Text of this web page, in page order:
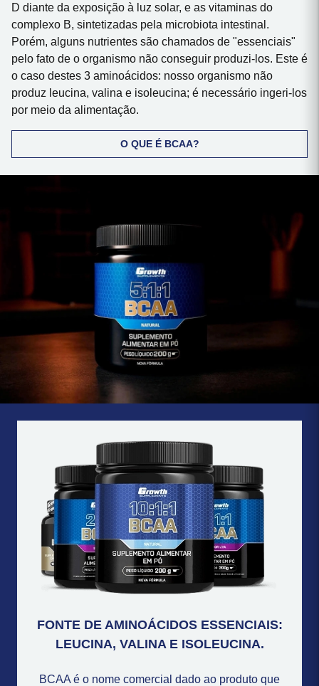
D diante da exposição à luz solar, e as vitaminas do
complexo B, sintetizadas pela microbiota intestinal.
Porém, alguns nutrientes são chamados de "essenciais"
pelo fato de o organismo não conseguir produzi-los. Este é
o caso destes 3 aminoácidos: nosso organismo não
produz leucina, valina e isoleucina; é necessário ingeri-los
por meio da alimentação.
O QUE É BCAA?
FONTE DE AMINOÁCIDOS ESSENCIAIS:
LEUCINA, VALINA E ISOLEUCINA.
BCAA é o nome comercial dado ao produto que